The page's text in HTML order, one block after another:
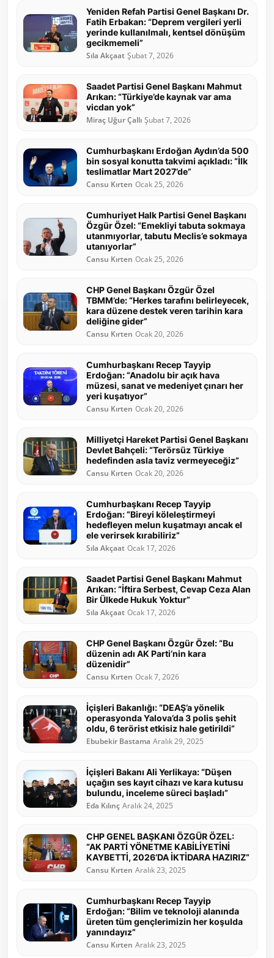
Yeniden Refah Partisi Genel Başkanı Dr.
Fatih Erbakan: “Deprem vergileri yerli
yerinde kullanılmalı, kentsel dönüşüm
gecikmemeli”
Sıla Akçaat Şubat 7, 2026
Saadet Partisi Genel Başkanı Mahmut
Arıkan: “Türkiye’de kaynak var ama
vicdan yok”
Miraç Uğur Çallı Şubat 7, 2026
Cumhurbaşkanı Erdoğan Aydın’da 500
bin sosyal konutta takvimi açıkladı: “İlk
teslimatlar Mart 2027’de”
Cansu Kırten Ocak 25, 2026
Cumhuriyet Halk Partisi Genel Başkanı
Özgür Özel: “Emekliyi tabuta sokmaya
utanmıyorlar, tabutu Meclis’e sokmaya
utanıyorlar”
Cansu Kırten Ocak 25, 2026
CHP Genel Başkanı Özgür Özel
TBMM’de: “Herkes tarafını belirleyecek,
kara düzene destek veren tarihin kara
deliğine gider”
Cansu Kırten Ocak 20, 2026
Cumhurbaşkanı Recep Tayyip
Erdoğan: “Anadolu bir açık hava
müzesi, sanat ve medeniyet çınarı her
yeri kuşatıyor”
Cansu Kırten Ocak 20, 2026
Milliyetçi Hareket Partisi Genel Başkanı
Devlet Bahçeli: “Terörsüz Türkiye
hedefinden asla taviz vermeyeceğiz”
Cansu Kırten Ocak 20, 2026
Cumhurbaşkanı Recep Tayyip
Erdoğan: “Bireyi köleleştirmeyi
hedefleyen melun kuşatmayı ancak el
ele verirsek kırabiliriz”
Sıla Akçaat Ocak 17, 2026
Saadet Partisi Genel Başkanı Mahmut
Arıkan: “İftira Serbest, Cevap Ceza Alan
Bir Ülkede Hukuk Yoktur”
Sıla Akçaat Ocak 17, 2026
CHP Genel Başkanı Özgür Özel: “Bu
düzenin adı AK Parti’nin kara
düzenidir”
Cansu Kırten Ocak 7, 2026
İçişleri Bakanlığı: “DEAŞ’a yönelik
operasyonda Yalova’da 3 polis şehit
oldu, 6 terörist etkisiz hale getirildi”
Ebubekir Bastama Aralık 29, 2025
İçişleri Bakanı Ali Yerlikaya: “Düşen
uçağın ses kayıt cihazı ve kara kutusu
bulundu, inceleme süreci başladı”
Eda Kılınç Aralık 24, 2025
CHP GENEL BAŞKANI ÖZGÜR ÖZEL:
“AK PARTİ YÖNETME KABİLİYETİNİ
KAYBETTİ, 2026’DA İKTİDARA HAZIRIZ”
Cansu Kırten Aralık 23, 2025
Cumhurbaşkanı Recep Tayyip
Erdoğan: “Bilim ve teknoloji alanında
üreten tüm gençlerimizin her koşulda
yanındayız”
Cansu Kırten Aralık 23, 2025